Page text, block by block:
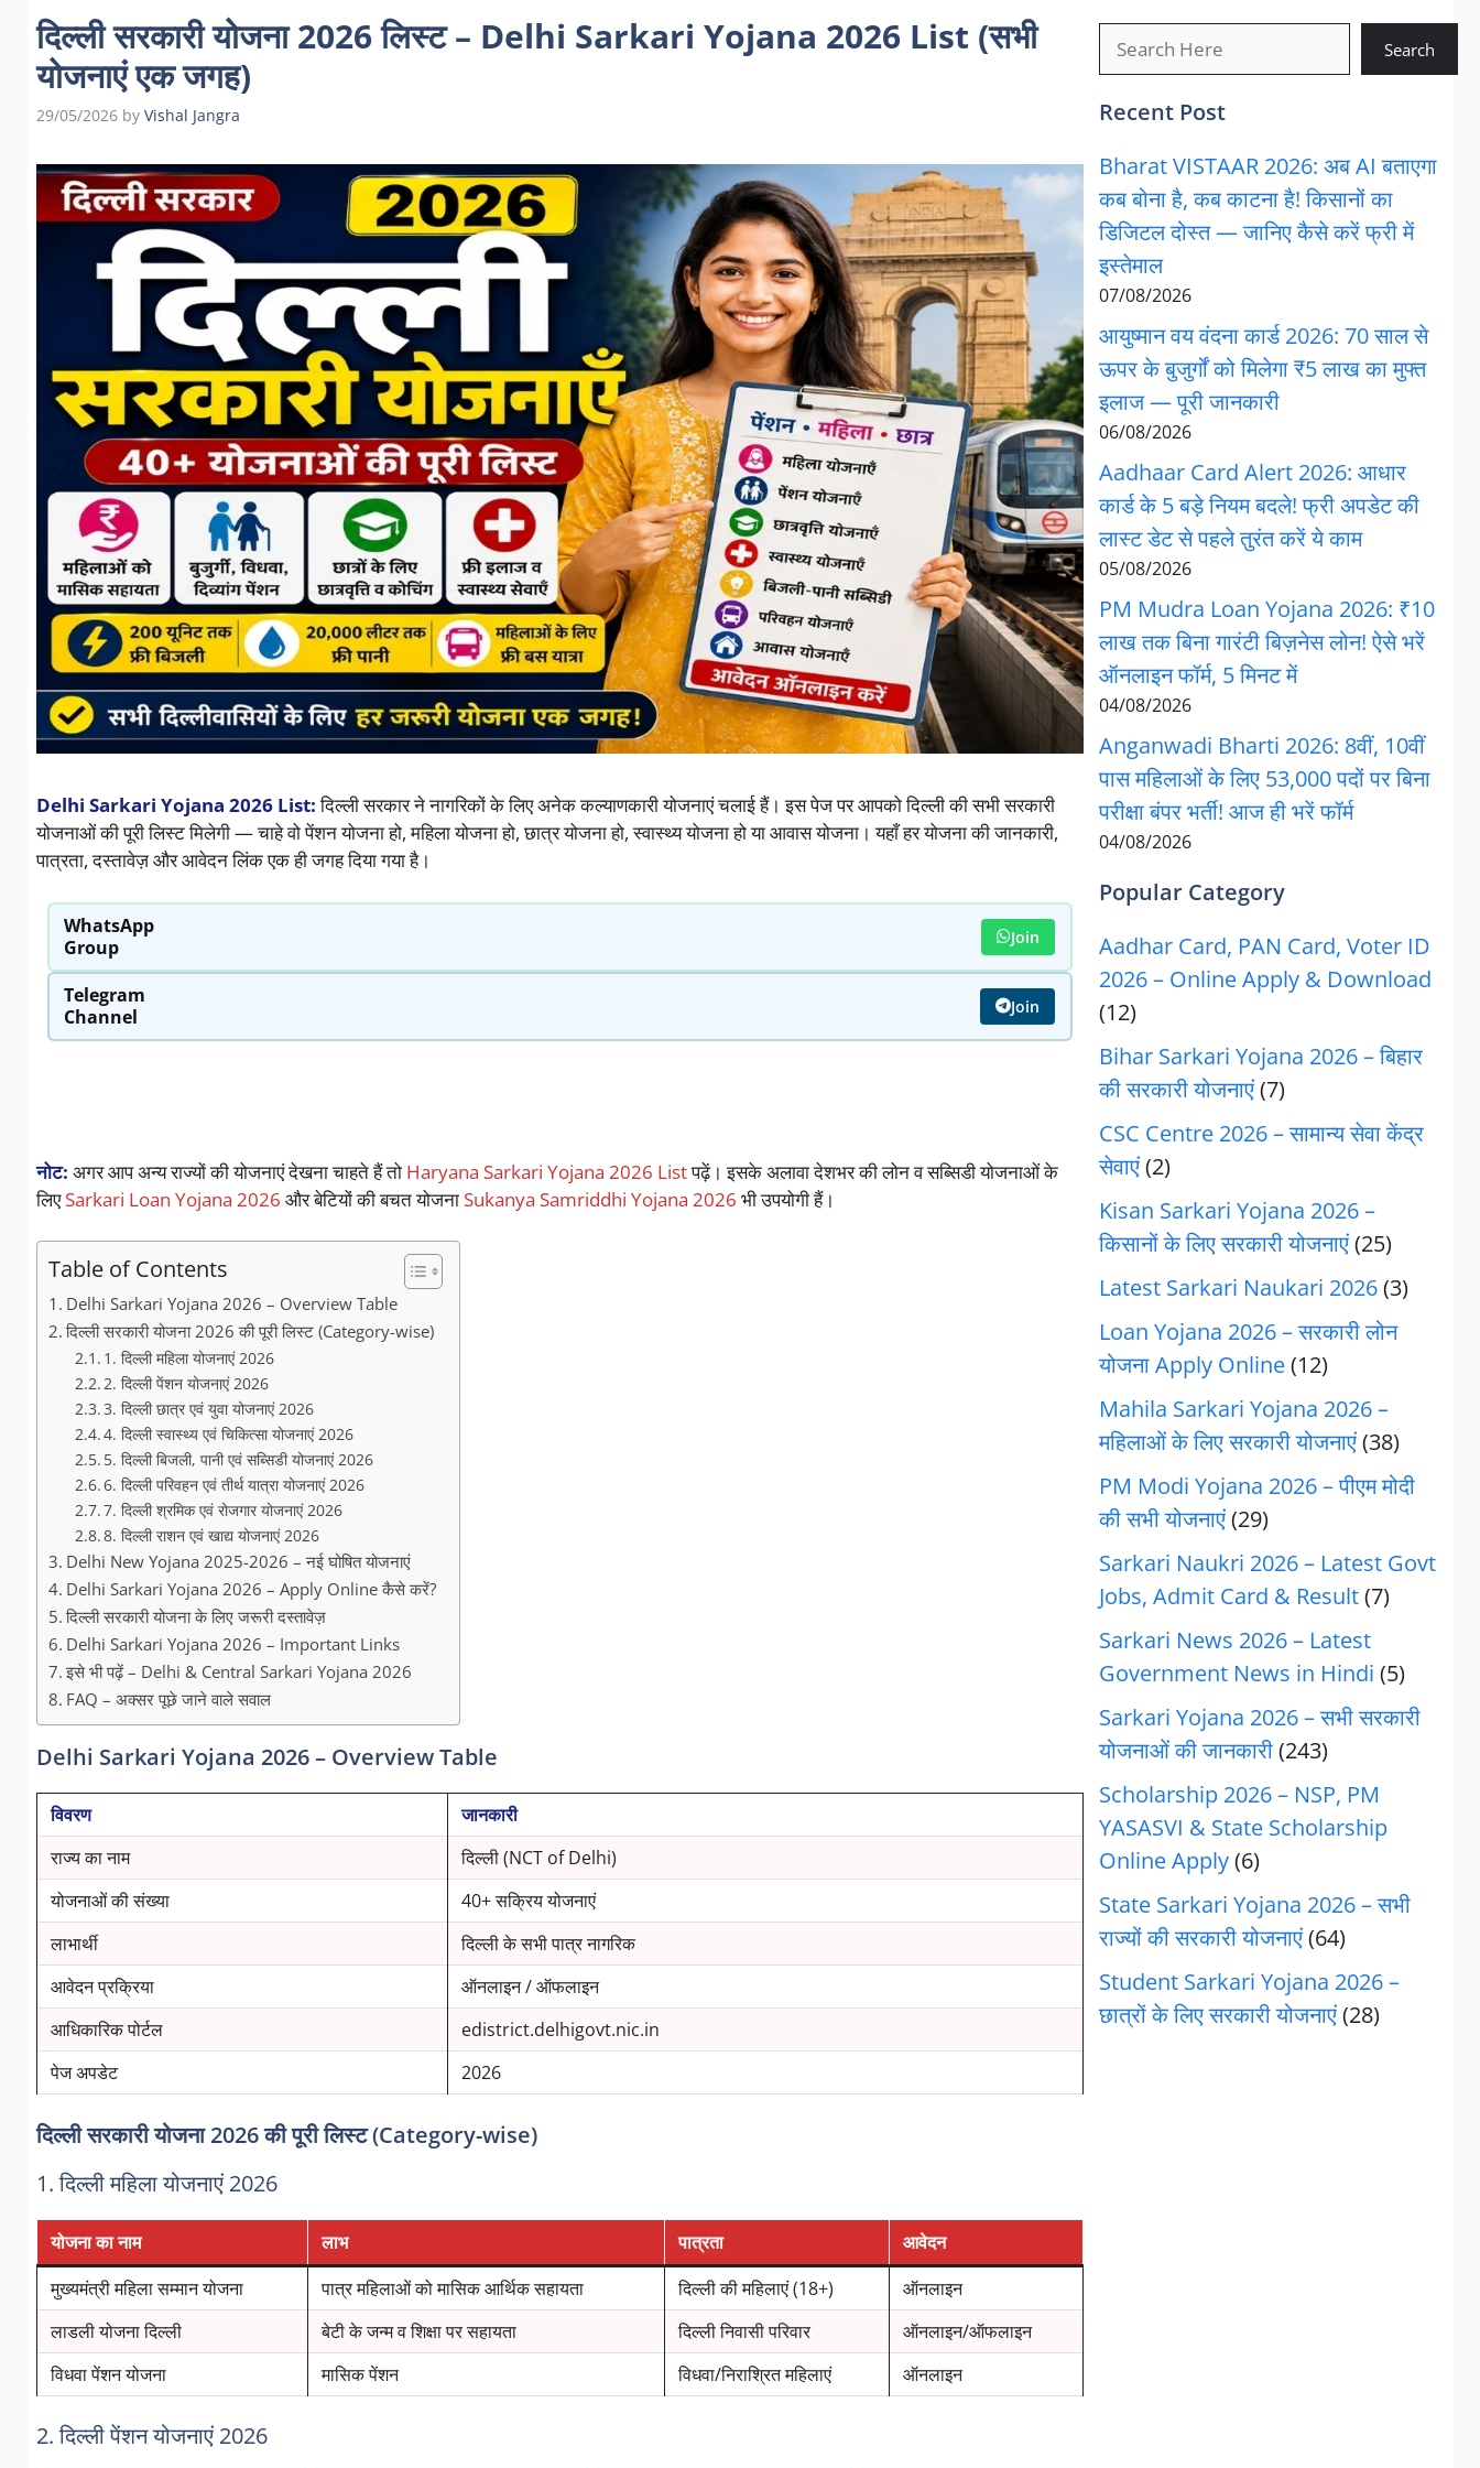
दिल्ली सरकारी योजना 2026 लिस्ट – Delhi Sarkari Yojana 2026 List (सभी
योजनाएं एक जगह)
29/05/2026 by Vishal Jangra
Delhi Sarkari Yojana 2026 List:दिल्ली सरकार ने नागरिकों के लिए अनेक कल्याणकारी योजनाएं चलाई हैं। इस पेज पर आपको दिल्ली की सभी सरकारी
योजनाओं की पूरी लिस्ट मिलेगी — चाहे वो पेंशन योजना हो, महिला योजना हो, छात्र योजना हो, स्वास्थ्य योजना हो या आवास योजना। यहाँ हर योजना की जानकारी,
पात्रता, दस्तावेज़ और आवेदन लिंक एक ही जगह दिया गया है।
WhatsApp
Group
Join
Telegram
Channel
Join
नोट: अगर आप अन्य राज्यों की योजनाएं देखना चाहते हैं तो Haryana Sarkari Yojana 2026 Listपढ़ें। इसके अलावा देशभर की लोन व सब्सिडी योजनाओं के
लिएSarkari Loan Yojana 2026 और बेटियों की बचत योजना Sukanya Samriddhi Yojana 2026 भी उपयोगी हैं।
Table of Contents
Delhi Sarkari Yojana 2026 – Overview Table
दिल्ली सरकारी योजना 2026 की पूरी लिस्ट (Category-wise)
1. दिल्ली महिला योजनाएं 2026
2. दिल्ली पेंशन योजनाएं 2026
3. दिल्ली छात्र एवं युवा योजनाएं 2026
4. दिल्ली स्वास्थ्य एवं चिकित्सा योजनाएं 2026
5. दिल्ली बिजली, पानी एवं सब्सिडी योजनाएं 2026
6. दिल्ली परिवहन एवं तीर्थ यात्रा योजनाएं 2026
7. दिल्ली श्रमिक एवं रोजगार योजनाएं 2026
8. दिल्ली राशन एवं खाद्य योजनाएं 2026
Delhi New Yojana 2025-2026 – नई घोषित योजनाएं
Delhi Sarkari Yojana 2026 – Apply Online कैसे करें?
दिल्ली सरकारी योजना के लिए जरूरी दस्तावेज़
Delhi Sarkari Yojana 2026 – Important Links
इसे भी पढ़ें – Delhi & Central Sarkari Yojana 2026
FAQ – अक्सर पूछे जाने वाले सवाल
Delhi Sarkari Yojana 2026 – Overview Table
विवरण
जानकारी
राज्य का नाम
दिल्ली (NCT of Delhi)
योजनाओं की संख्या
40+ सक्रिय योजनाएं
लाभार्थी
दिल्ली के सभी पात्र नागरिक
आवेदन प्रक्रिया
ऑनलाइन / ऑफलाइन
आधिकारिक पोर्टल
edistrict.delhigovt.nic.in
पेज अपडेट
2026
दिल्ली सरकारी योजना 2026 की पूरी लिस्ट (Category-wise)
1. दिल्ली महिला योजनाएं 2026
योजना का नाम लाभ पात्रता
आवेदन
मुख्यमंत्री महिला सम्मान योजना
पात्र महिलाओं को मासिक आर्थिक सहायता दिल्ली की महिलाएं (18+)
ऑनलाइन
लाडली योजना दिल्ली
बेटी के जन्म व शिक्षा पर सहायता दिल्ली निवासी परिवार
ऑनलाइन/ऑफलाइन
विधवा पेंशन योजना
मासिक पेंशन विधवा/निराश्रित महिलाएं ऑनलाइन
2. दिल्ली पेंशन योजनाएं 2026
Search
Recent Post
Bharat VISTAAR 2026: अब AI बताएगा
कब बोना है, कब काटना है! किसानों का
डिजिटल दोस्त — जानिए कैसे करें फ्री में
इस्तेमाल
07/08/2026
आयुष्मान वय वंदना कार्ड 2026: 70 साल से
ऊपर के बुजुर्गों को मिलेगा ₹5 लाख का मुफ्त
इलाज — पूरी जानकारी
06/08/2026
Aadhaar Card Alert 2026: आधार
कार्ड के 5 बड़े नियम बदले! फ्री अपडेट की
लास्ट डेट से पहले तुरंत करें ये काम
05/08/2026
PM Mudra Loan Yojana 2026: ₹10
लाख तक बिना गारंटी बिज़नेस लोन! ऐसे भरें
ऑनलाइन फॉर्म, 5 मिनट में
04/08/2026
Anganwadi Bharti 2026: 8वीं, 10वीं
पास महिलाओं के लिए 53,000 पदों पर बिना
परीक्षा बंपर भर्ती! आज ही भरें फॉर्म
04/08/2026
Popular Category
Aadhar Card, PAN Card, Voter ID
2026 – Online Apply & Download
(12)
Bihar Sarkari Yojana 2026 – बिहार
की सरकारी योजनाएं(7)
CSC Centre 2026 – सामान्य सेवा केंद्र
सेवाएं(2)
Kisan Sarkari Yojana 2026 –
किसानों के लिए सरकारी योजनाएं(25)
Latest Sarkari Naukari 2026(3)
Loan Yojana 2026 – सरकारी लोन
योजना Apply Online(12)
Mahila Sarkari Yojana 2026 –
महिलाओं के लिए सरकारी योजनाएं(38)
PM Modi Yojana 2026 – पीएम मोदी
की सभी योजनाएं(29)
Sarkari Naukri 2026 – Latest Govt
Jobs, Admit Card & Result(7)
Sarkari News 2026 – Latest
Government News in Hindi (5)
Sarkari Yojana 2026 – सभी सरकारी
योजनाओं की जानकारी(243)
Scholarship 2026 – NSP, PM
YASASVI & State Scholarship
Online Apply(6)
State Sarkari Yojana 2026 – सभी
राज्यों की सरकारी योजनाएं(64)
Student Sarkari Yojana 2026 –
छात्रों के लिए सरकारी योजनाएं(28)